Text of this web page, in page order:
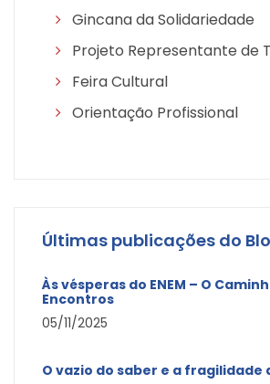
Gincana da Solidariedade
Projeto Representante de
Feira Cultural
Orientação Profissional
Últimas publicações do
Às vésperas do ENEM – O
Encontros
05/11/2025
O vazio do saber e a fragilidade